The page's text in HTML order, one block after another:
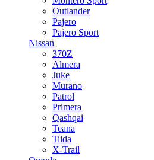
Outlander
Pajero
Pajero Sport
Nissan
370Z
Almera
Juke
Murano
Patrol
Primera
Qashqai
Teana
Tiida
X-Trail